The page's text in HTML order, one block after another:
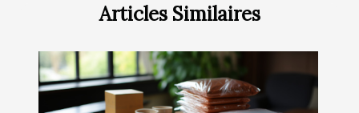
Articles Similaires